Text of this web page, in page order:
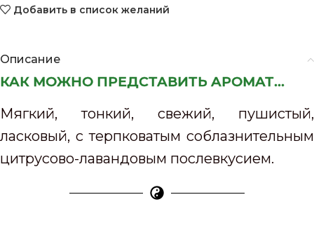
Добавить в список желаний
Описание
КАК МОЖНО ПРЕДСТАВИТЬ АРОМАТ...
Мягкий, тонкий, свежий, пушистый,
ласковый, с терпковатым соблазнительным
цитрусово-лавандовым послевкусием.